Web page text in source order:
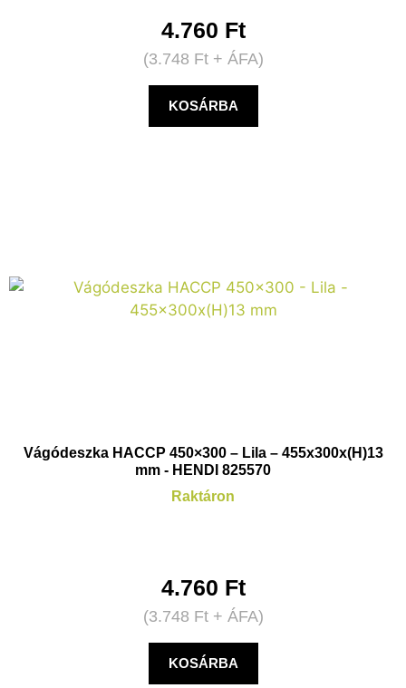
4.760 Ft
(3.748 Ft+ ÁFA)
KOSÁRBA
Vágódeszka HACCP 450×300 – Lila – 455x300x(H)13
mm - HENDI 825570
Raktáron
4.760 Ft
(3.748 Ft+ ÁFA)
KOSÁRBA